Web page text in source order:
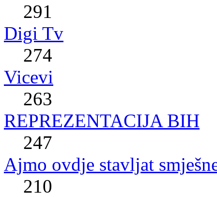
291
Digi Tv
274
Vicevi
263
REPREZENTACIJA BIH
247
Ajmo ovdje stavljat
210